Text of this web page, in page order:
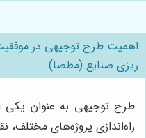
اهمیت طرح توجیهی در
ریزی صنایع (مطصا)
طرح توجیهی به عنوان یکی
راه‌اندازی پروژه‌های